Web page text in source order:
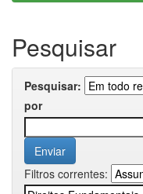
Pesquisar
Pesquisar:
por
Filtros correntes: